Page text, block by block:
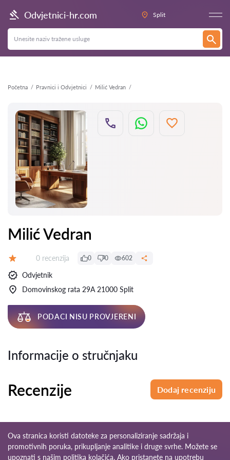
Odvjetnici-hr.com Split
Početna Pravnici i Odvjetnici Milić Vedran
Natrag
Milić Vedran
Recenzija:
0 recenzija 0 0 602
Odvjetnik
Domovinskog rata 29A 21000 Split
PODACI NISU PROVJERENI
Informacije o stručnjaku
Recenzije Dodaj recenziju
Ova stranica koristi datoteke za personaliziranje sadržaja i
promotivnih poruka, prikupljanje analitike i druge svrhe. Možete se
upoznati s našim politika kolačića. Ako pristanete na upotrebu